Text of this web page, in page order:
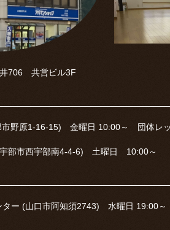
706 共営ビル3F
野原1-16-15) 金曜日 10:00～ 団体レ
部市西宇部南4-4-6) 土曜日 10:00～
ター (山口市阿知須2743) 水曜日